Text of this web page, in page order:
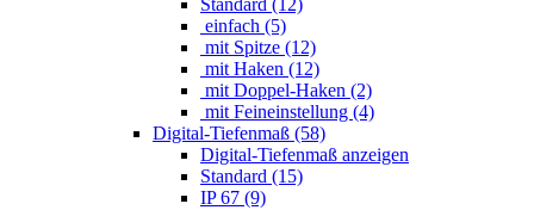
einfach (5)
mit Spitze (12)
mit Haken (12)
mit Doppel-Haken (2)
mit Feineinstellung (4)
Digital-Tiefenmaß (58)
Digital-Tiefenmaß anzeigen
Standard (15)
IP 67 (9)